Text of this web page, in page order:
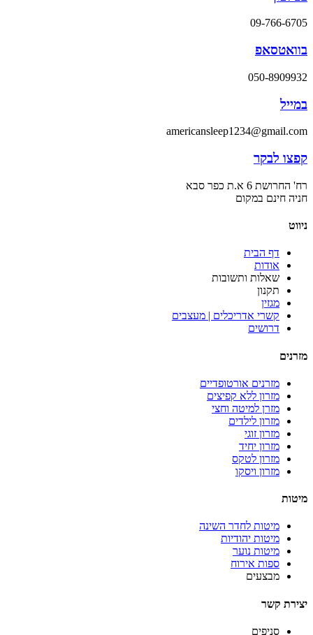
09-766-6705
בוואטסאפ
050-8909932
במייל
americansleep1234@gmail.com
קפצו לבקר
רח' החרושת 6 א.ת כפר סבא
חניה חינם במקום
ניווט
דף הבית
אודות
שאלות ותשובות
תקנון
מגזין
קשרי אדריכלים | מעצבים
דרושים
מזרנים
מזרנים אורטופדיים
מזרון ללא קפיצים
מזרן למיטה וחצי
מזרון לילדים
מזרון זוגי
מזרון יחיד
מזרון לטקס
מזרון ויסקו
מיטות
מיטות לחדר השינה
מיטות יהודיות
מיטות נוער
ספות אירוח
מבצעים
יצירת קשר
סניפים